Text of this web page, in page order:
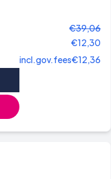
€39,06
€12,30
incl.gov.fees€12,36